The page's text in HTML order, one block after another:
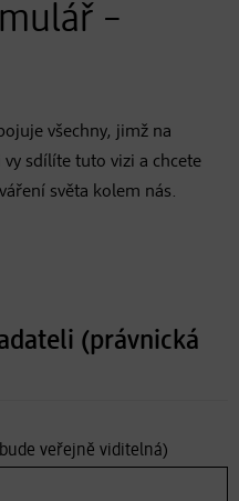
–
všechny, jimž na
vy sdílíte tuto vizi a chcete
světa kolem nás.
(právnická
veřejně viditelná)